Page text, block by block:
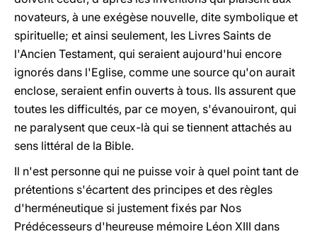
novateurs, à une exégèse nouvelle, dite symbolique et
spirituelle; et ainsi seulement, les Livres Saints de
l'Ancien Testament, qui seraient aujourd'hui encore
ignorés dans l'Eglise, comme une source qu'on aurait
enclose, seraient enfin ouverts à tous. Ils assurent que
toutes les difficultés, par ce moyen, s'évanouiront, qui
ne paralysent que ceux-là qui se tiennent attachés au
sens littéral de la Bible.
Il n'est personne qui ne puisse voir à quel point tant de
prétentions s'écartent des principes et des règles
d'herméneutique si justement fixés par Nos
Prédécesseurs d'heureuse mémoire Léon XIII dans